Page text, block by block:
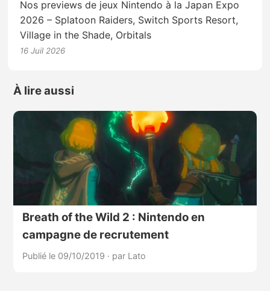
Nos previews de jeux Nintendo à la Japan Expo
2026 – Splatoon Raiders, Switch Sports Resort,
Village in the Shade, Orbitals
16 Juil 2026
À lire aussi
Breath of the Wild 2 : Nintendo en
campagne de recrutement
Publié le 09/10/2019 · par Lato